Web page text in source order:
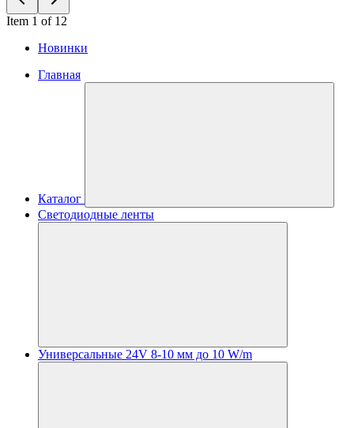
Item 1 of 12
Новинки
Главная
Каталог
Светодиодные ленты
Универсальные 24V 8-10 мм до 10 W/m